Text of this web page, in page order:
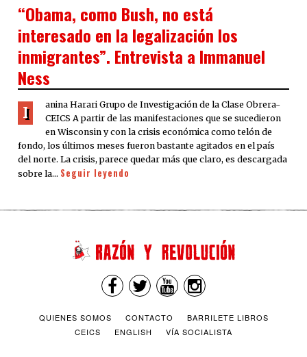
“Obama, como Bush, no está
interesado en la legalización los
inmigrantes”. Entrevista a Immanuel
Ness
I
anina Harari Grupo de Investigación de la Clase Obrera-
CEICS A partir de las manifestaciones que se sucedieron
en Wisconsin y con la crisis económica como telón de
fondo, los últimos meses fueron bastante agitados en el país
del norte. La crisis, parece quedar más que claro, es descargada
sobre la… Seguir leyendo
QUIENES SOMOS CONTACTO
BARRILETE LIBROS
CEICS
ENGLISH VÍA SOCIALISTA